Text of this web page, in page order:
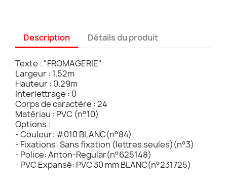
Description Détails du produit
Texte : "FROMAGERIE"
Largeur : 1.52m
Hauteur : 0.29m
Interlettrage : 0
Corps de caractère : 24
Matériau : PVC (n°10)
Options :
- Couleur: #010 BLANC(n°84)
- Fixations: Sans fixation (lettres seules)(n°3)
- Police: Anton-Regular(n°625148)
- PVC Expansé: PVC 30 mm BLANC(n°231725)